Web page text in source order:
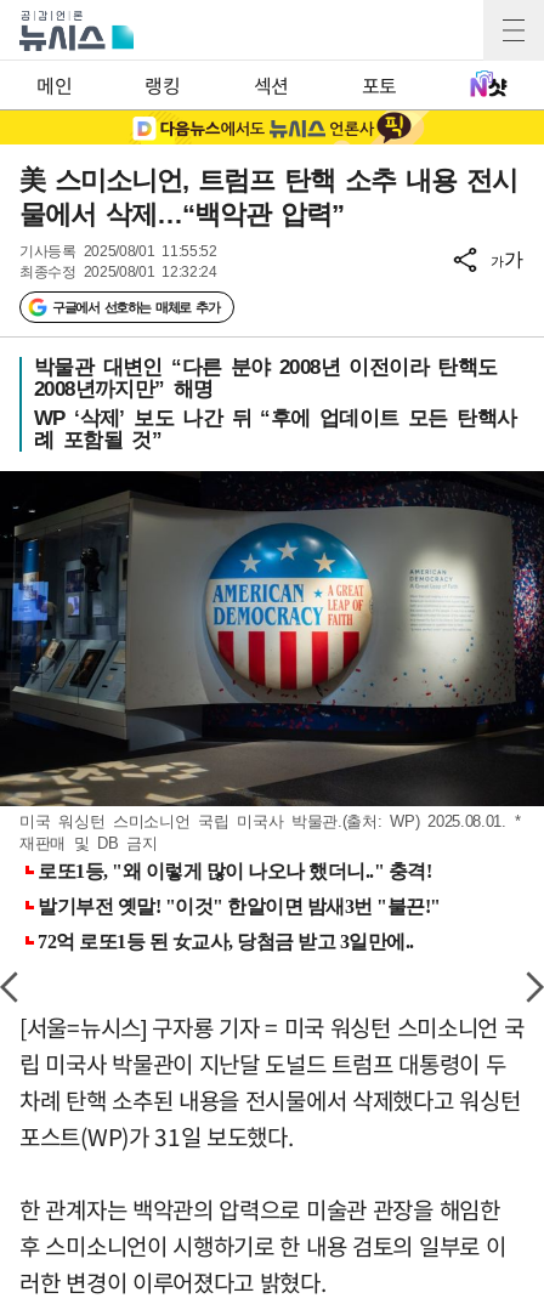
메인 랭킹 섹션 포토
美 스미소니언, 트럼프 탄핵 소추 내용 전시
물에서 삭제…“백악관 압력”
기사등록 2025/08/01 11:55:52
최종수정 2025/08/01 12:32:24
구글에서 선호하는 매체로 추가
가가
박물관 대변인 “다른 분야 2008년 이전이라 탄핵도
2008년까지만” 해명
WP ‘삭제’ 보도 나간 뒤 “후에 업데이트 모든 탄핵사
례 포함될 것”
미국 워싱턴 스미소니언 국립 미국사 박물관.(출처: WP) 2025.08.01. *
재판매 및 DB 금지
[서울=뉴시스] 구자룡 기자 = 미국 워싱턴 스미소니언 국
립 미국사 박물관이 지난달 도널드 트럼프 대통령이 두
차례 탄핵 소추된 내용을 전시물에서 삭제했다고 워싱턴
포스트(WP)가 31일 보도했다.
한 관계자는 백악관의 압력으로 미술관 관장을 해임한
후 스미소니언이 시행하기로 한 내용 검토의 일부로 이
러한 변경이 이루어졌다고 밝혔다.